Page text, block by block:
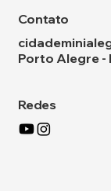
Contato
Porto Alegre -
Redes